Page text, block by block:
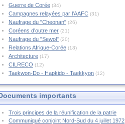
Guerre de Corée (34)
Campagnes relayées par l'AAFC (31)
Naufrage du "Cheonan" (26)
Coréens d'outre mer (21)
Naufrage du "Sewol" (20)
Relations Afrique-Corée (18)
Architecture (17)
CILRECO (12)
Taekwon-Do - Hapkido - Taekkyon (12)
importants
Trois principes de la réunification de la patrie
Communiqué conjoint Nord-Sud du 4 juillet 1972